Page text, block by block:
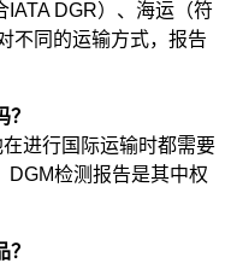
DGR）、海运（符
不同的运输方式，报告
进行国际运输时都需要
DGM检测报告是其中权